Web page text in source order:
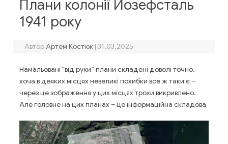
Плани колонії Йозефсталь
1941 року
Автор Артем Костюк | 31.03.2025
Намальовані “від руки” плани складені доволі точно,
хоча в деяких місцях невеликі похибки все ж таки є –
через це зображення у цих місцях трохи викривлено.
Але головне на цих планах – це інформаційна складова